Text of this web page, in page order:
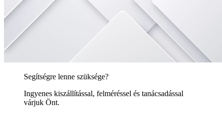
Segítségre lenne szüksége?
Ingyenes kiszállítással, felméréssel és tanácsadással
várjuk Önt.